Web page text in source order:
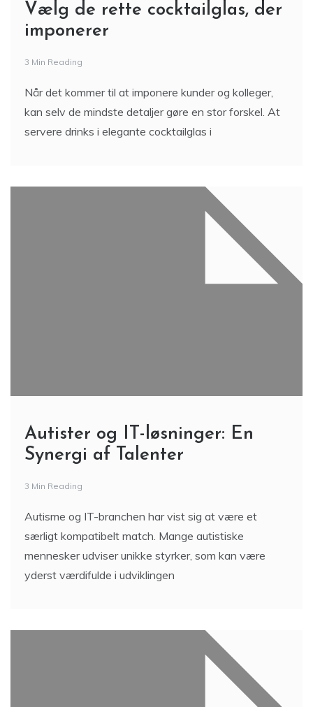
Vælg de rette cocktailglas, der
imponerer
3 Min Reading
Når det kommer til at imponere kunder og kolleger,
kan selv de mindste detaljer gøre en stor forskel. At
servere drinks i elegante cocktailglas i
Autister og IT-løsninger: En
Synergi af Talenter
3 Min Reading
Autisme og IT-branchen har vist sig at være et
særligt kompatibelt match. Mange autistiske
mennesker udviser unikke styrker, som kan være
yderst værdifulde i udviklingen